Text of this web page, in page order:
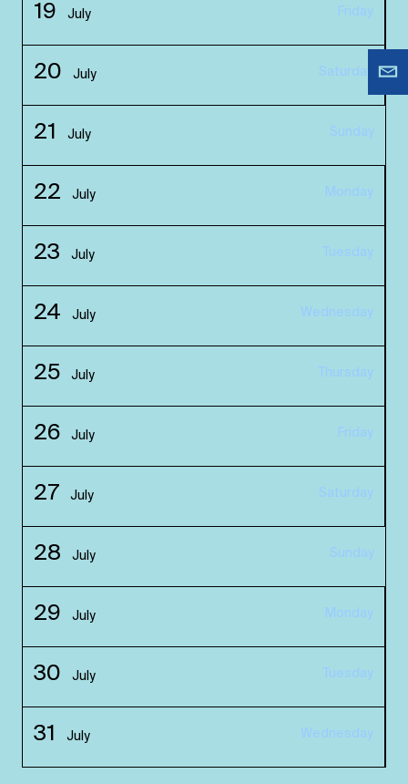
19 July Friday
20 July Saturday
21 July Sunday
22 July Monday
23 July Tuesday
24 July Wednesday
25 July Thursday
26 July Friday
27 July Saturday
28 July Sunday
29 July Monday
30 July Tuesday
31 July Wednesday